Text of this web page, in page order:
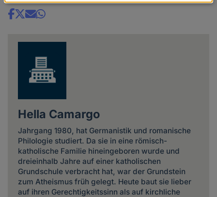
Share
Hella Camargo
Jahrgang 1980, hat Germanistik und romanische
Philologie studiert. Da sie in eine römisch-
katholische Familie hineingeboren wurde und
dreieinhalb Jahre auf einer katholischen
Grundschule verbracht hat, war der Grundstein
zum Atheismus früh gelegt. Heute baut sie lieber
auf ihren Gerechtigkeitssinn als auf kirchliche
Daten
und